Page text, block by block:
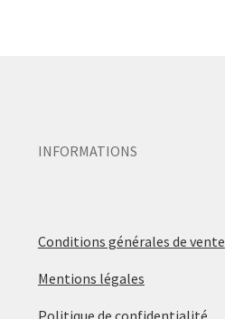
INFORMATIONS
Conditions générales de vente
Mentions légales